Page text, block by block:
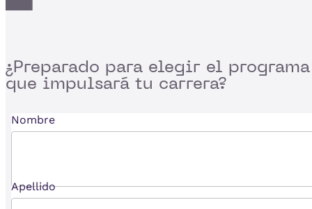
¿Preparado para elegir el programa
que impulsará tu carrera?